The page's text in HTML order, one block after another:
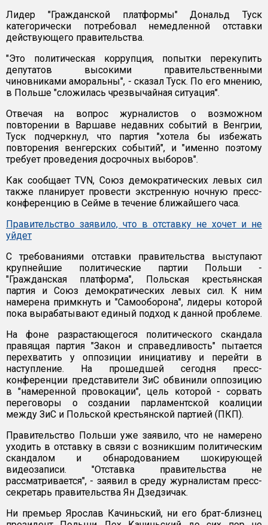
Лидер "Гражданской платформы" Дональд Туск
категорически потребовал немедленной отставки
действующего правительства.
"Это политическая коррупция, попытки перекупить
депутатов высокими правительственными
чиновниками аморальны", - сказал Туск. По его мнению,
в Польше "сложилась чрезвычайная ситуация".
Отвечая на вопрос журналистов о возможном
повторении в Варшаве недавних событий в Венгрии,
Туск подчеркнул, что партия "хотела бы избежать
повторения венгерских событий", и "именно поэтому
требует проведения досрочных выборов".
Как сообщает TVN, Союз демократических левых сил
также планирует провести экстренную ночную пресс-
конференцию в Сейме в течение ближайшего часа.
Правительство заявило, что в отставку не хочет и не
уйдет
C требованиями отставки правительства выступают
крупнейшие политические партии Польши -
"Гражданская платформа", Польская крестьянская
партия и Союз демократических левых сил. К ним
намерена примкнуть и "Самооборона", лидеры которой
пока вырабатывают единый подход к данной проблеме.
На фоне разрастающегося политического скандала
правящая партия "Закон и справедливость" пытается
перехватить у оппозиции инициативу и перейти в
наступление. На прошедшей сегодня пресс-
конференции представители ЗиС обвинили оппозицию
в "намеренной провокации", цель которой - сорвать
переговоры о создании парламентской коалиции
между ЗиС и Польской крестьянской партией (ПКП).
Правительство Польши уже заявило, что не намерено
уходить в отставку в связи с возникшим политическим
скандалом и обнародованием шокирующей
видеозаписи. "Отставка правительства не
рассматривается", - заявил в среду журналистам пресс-
секретарь правительства Ян Дзедзичак.
Ни премьер Ярослав Качиньский, ни его брат-близнец